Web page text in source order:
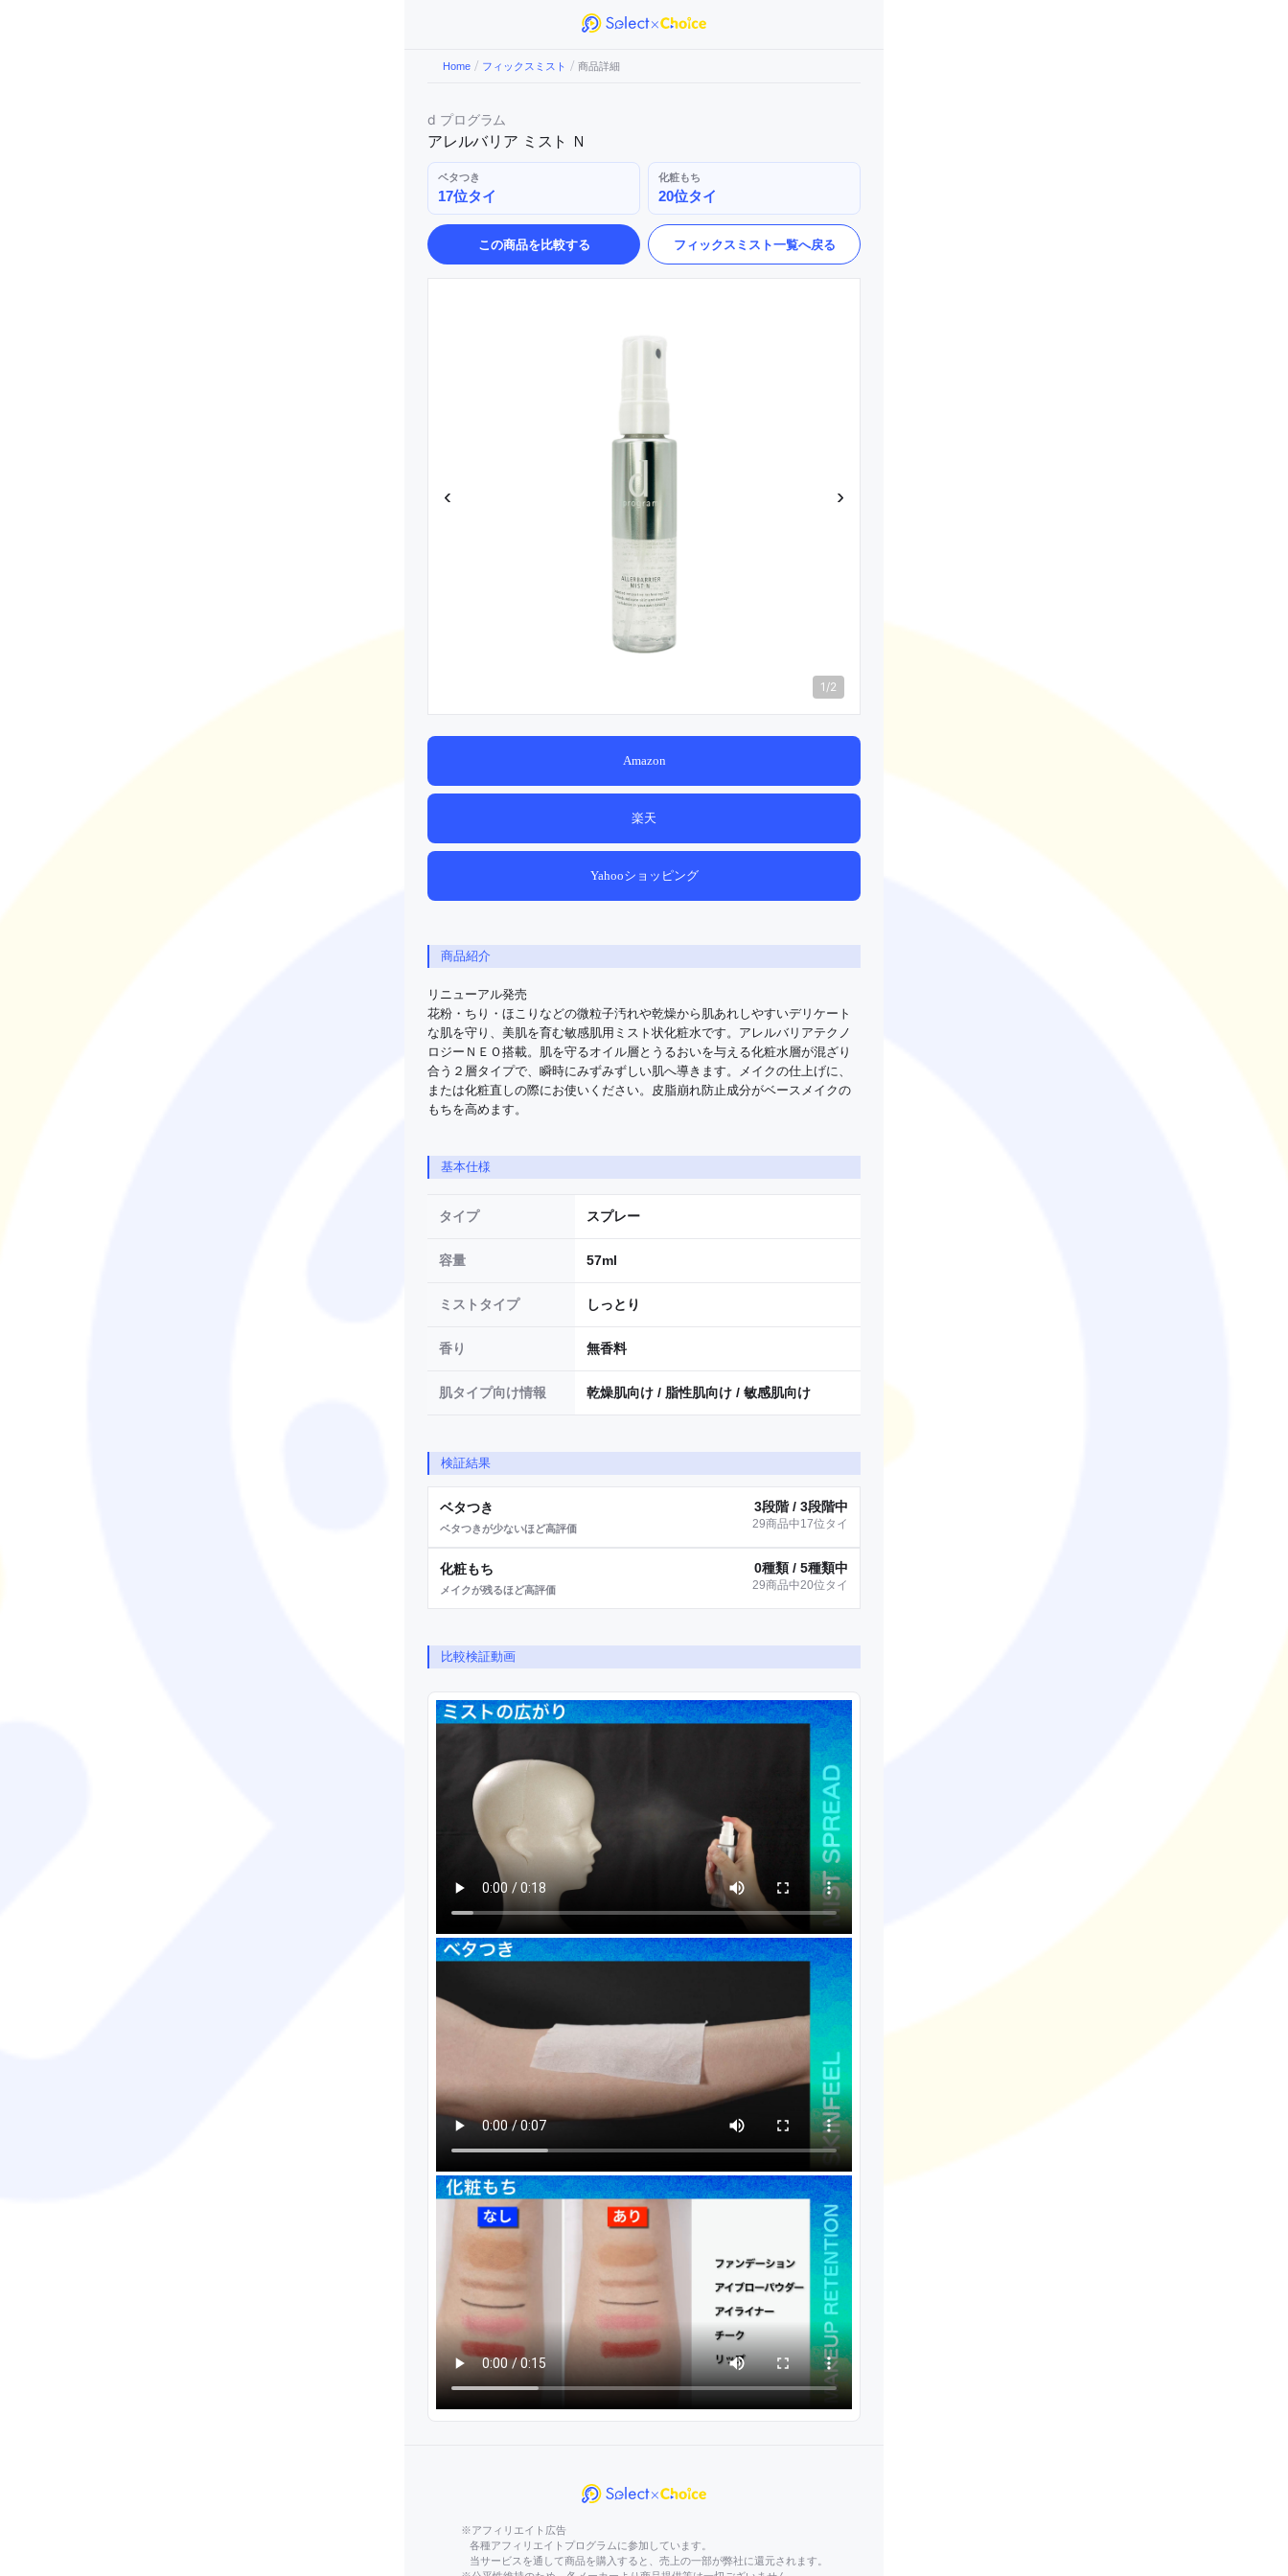
Home / フィックスミスト / 商品詳細
d プログラム
アレルバリア ミスト Ｎ
ベタつき
17位タイ
化粧もち
20位タイ
この商品を比較する フィックスミスト一覧へ戻る
‹ ›
1 /2
Amazon
楽天
Yahooショッピング
商品紹介
リニューアル発売
花粉・ちり・ほこりなどの微粒子汚れや乾燥から肌あれしやすいデリケート
な肌を守り、美肌を育む敏感肌用ミスト状化粧水です。アレルバリアテクノ
ロジーＮＥＯ搭載。肌を守るオイル層とうるおいを与える化粧水層が混ざり
合う２層タイプで、瞬時にみずみずしい肌へ導きます。メイクの仕上げに、
または化粧直しの際にお使いください。皮脂崩れ防止成分がベースメイクの
もちを高めます。
基本仕様
タイプ スプレー
容量 57ml
ミストタイプ しっとり
香り 無香料
肌タイプ向け情報 乾燥肌向け / 脂性肌向け / 敏感肌向け
検証結果
ベタつき
ベタつきが少ないほど高評価
3段階 / 3段階中
29商品中17位タイ
化粧もち
メイクが残るほど高評価
0種類 / 5種類中
29商品中20位タイ
比較検証動画
※アフィリエイト広告
各種アフィリエイトプログラムに参加しています。
当サービスを通して商品を購入すると、売上の一部が弊社に還元されます。